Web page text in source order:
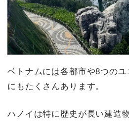
ベトナムには各都市や8つの
にもたくさんあります。
ハノイは特に歴史が長い建造